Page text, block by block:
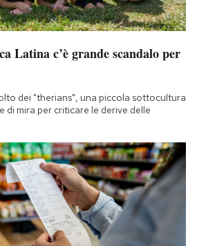
Latina c’è grande scandalo per
dei "therians", una piccola sottocultura
di mira per criticare le derive delle